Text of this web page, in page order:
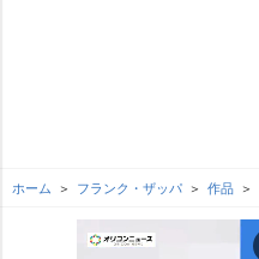
ホーム フランク・ザッパ 作品